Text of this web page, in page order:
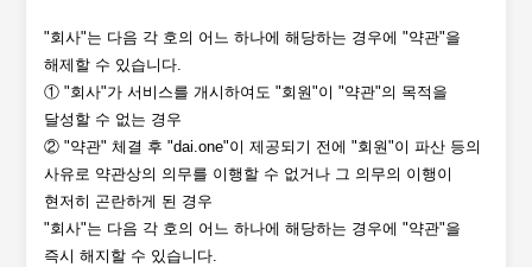
"회사"는 다음 각 호의 어느 하나에 해당하는 경우에 "약관"을
해제할 수 있습니다.
① "회사"가 서비스를 개시하여도 "회원"이 "약관"의 목적을
달성할 수 없는 경우
② "약관" 체결 후 "dai.one"이 제공되기 전에 "회원"이 파산 등의
사유로 약관상의 의무를 이행할 수 없거나 그 의무의 이행이
현저히 곤란하게 된 경우
"회사"는 다음 각 호의 어느 하나에 해당하는 경우에 "약관"을
즉시 해지할 수 있습니다.